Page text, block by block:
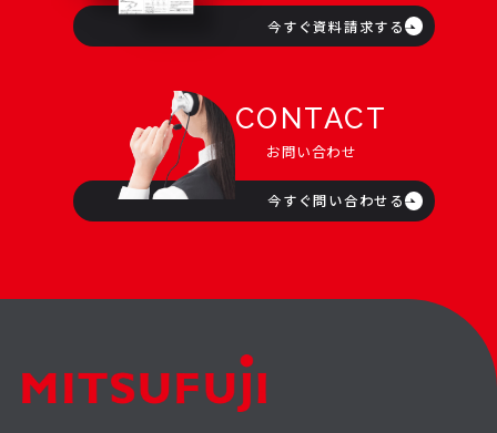
今すぐ資料請求する
CONTACT
お問い合わせ
今すぐ問い合わせる